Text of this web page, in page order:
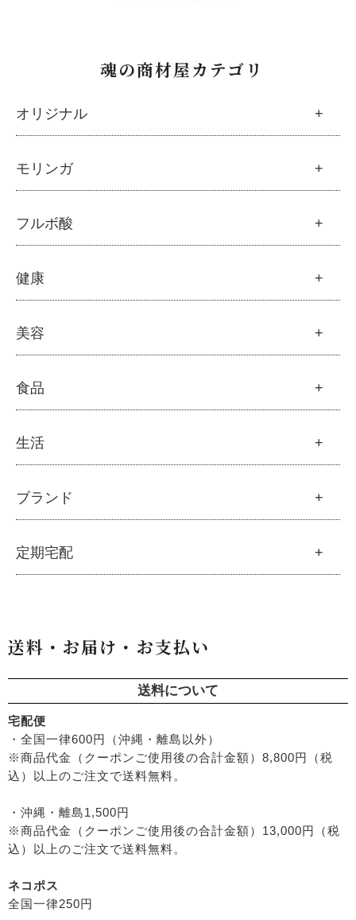
魂の商材屋カテゴリ
オリジナル
魂の商材屋オリジナル
├オリジナルスキンケア
├美容液・乳液・クリーム・オイル
├アルピニエッセンス化粧品
├
└
├オリジナルヘアケア
├スマイルシャンプー
├コンデ・トリートメント
└泡ボトル・ミニ泡ボトル
├オーガニック発酵モリンガ
├
生活用品
モリンガ
モリンガ
├解説 モリンガとは
├発酵モリンガ
├モリンガブライト化粧品
├
モリンガサプリメント
├スキン＆ボディケア
├
├モリンガ全商品
└モリンガ ブログ
フルボ酸
フルボ酸
├フルボ酸 太古の泉
健康
健康
├ミネラル
└健康飲料
美容
美容
├オリジナルスキンケア
├固形石鹸
├洗顔石鹸
├
└
雑貨
├クレンジング・洗顔
├クリーム・オイル
男性におすすめスキンケア
├ファンデーション
├リップ・ハンドケア
├入浴用
└デオドラント
├
├ヘアケア
├無添加シャンプー
├無添加コンディショナーなど
├ヘアミスト・ヘアオイル
├界面活性剤不使用シャンプー
食品
食品
├雑穀
├ 豆・ごま・乾物・梅干し
├おせち料理
├
洗浄・キッチン雑貨
├メーカー直送品（豆・米・塩など）
├ マヨネーズ・ソース・甘味料
├玄米・穀類・粉類・シリアル
├麺・パスタ類
├漬物・乾物・海藻
├加工品
└コーヒー・茶類
生活
生活
├ハミガキ
├洗濯
├バス・トイレ
ブランド
ブランド一覧
├アムリターラ
├かつらぎ（マグポーリン）
├五條良品販売（五條の霧水）
├コズグロ
├ジザニア
├
ナイアード
├ハーブ研究所（山澤清）
├パルセイユ（ボンヌプランツ）
├
ぺカルト
├ロゴナ
├グリーンハートインターナショナル
定期宅配
├無添加石鹸
└オーラルケア
送料・お届け・お支払い
送料について
宅配便
・全国一律600円（沖縄・離島以外）
※商品代金（クーポンご使用後の合計金額）8,800円（税
込）以上のご注文で送料無料。
・沖縄・離島1,500円
※商品代金（クーポンご使用後の合計金額）13,000円（税
込）以上のご注文で送料無料。
ネコポス
全国一律250円